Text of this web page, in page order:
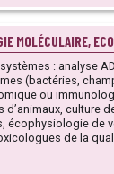
MOLÉCULAIRE,
: analyse
(bactéries,
ou
d’animaux, culture
écophysiologie de
de la